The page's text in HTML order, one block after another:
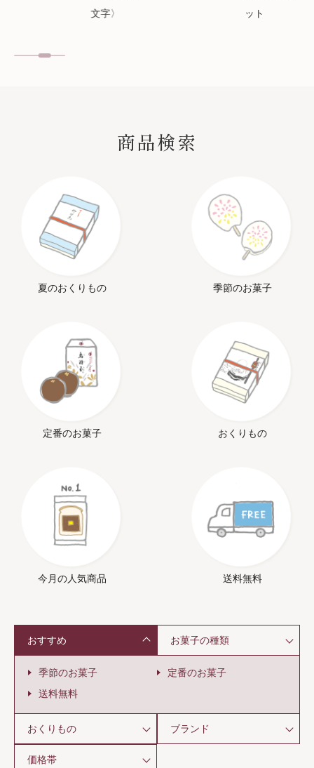
文字〉
ット
商品検索
夏のおくりもの 季節のお菓子
定番のお菓子 おくりもの
今月の人気商品 送料無料
おすすめ
季節のお菓子
定番のお菓子
送料無料
お菓子の種類
おくりもの ブランド
価格帯